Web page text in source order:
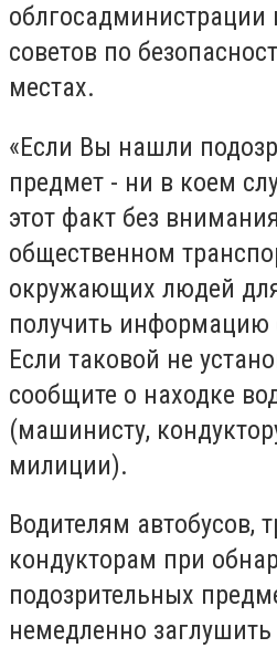
советов по
местах.
«Если Вы нашли
предмет - ни в коем
этот факт без
общественном
окружающих людей
получить информацию
Если таковой не
сообщите о находке
(машинисту,
милиции).
Водителям автобусов,
кондукторам при
подозрительных
немедленно заглушить